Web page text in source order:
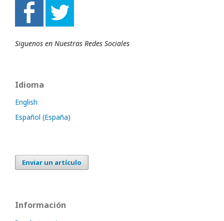
Siguenos en Nuestras Redes Sociales
Idioma
English
Español (España)
Enviar un artículo
Información